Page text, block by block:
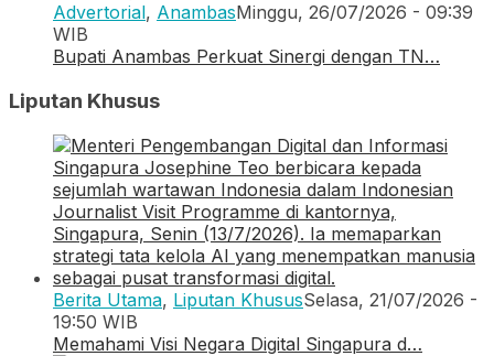
Advertorial, AnambasMinggu, 26/07/2026 - 09:39
WIB
Bupati Anambas Perkuat Sinergi dengan TN…
Liputan Khusus
Berita Utama, Liputan KhususSelasa, 21/07/2026 -
19:50 WIB
Memahami Visi Negara Digital Singapura d…